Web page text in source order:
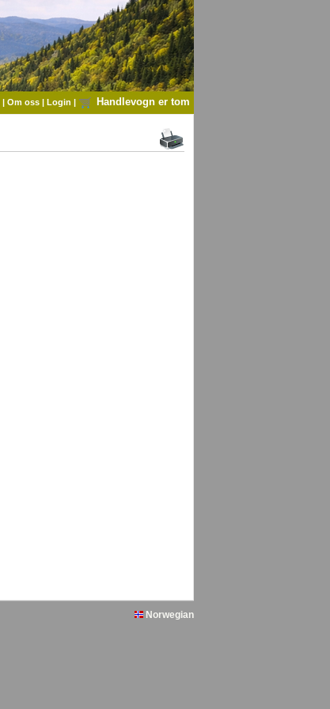
| Om oss | Login | Handlevogn er tom
Norwegian